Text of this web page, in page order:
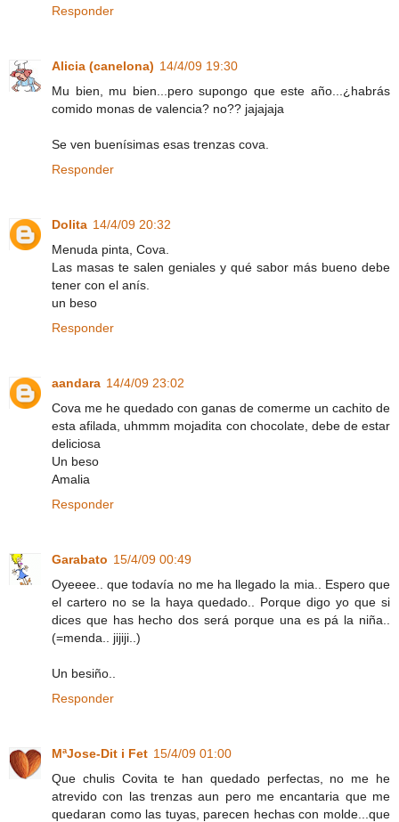
Responder
Alicia (canelona) 14/4/09 19:30
Mu bien, mu bien...pero supongo que este año...¿habrás
comido monas de valencia? no?? jajajaja
Se ven buenísimas esas trenzas cova.
Responder
Dolita 14/4/09 20:32
Menuda pinta, Cova.
Las masas te salen geniales y qué sabor más bueno debe
tener con el anís.
un beso
Responder
aandara 14/4/09 23:02
Cova me he quedado con ganas de comerme un cachito de
esta afilada, uhmmm mojadita con chocolate, debe de estar
deliciosa
Un beso
Amalia
Responder
Garabato 15/4/09 00:49
Oyeeee.. que todavía no me ha llegado la mia.. Espero que
el cartero no se la haya quedado.. Porque digo yo que si
dices que has hecho dos será porque una es pá la niña..
(=menda.. jijiji..)
Un besiño..
Responder
MªJose-Dit i Fet 15/4/09 01:00
Que chulis Covita te han quedado perfectas, no me he
atrevido con las trenzas aun pero me encantaria que me
quedaran como las tuyas, parecen hechas con molde...que